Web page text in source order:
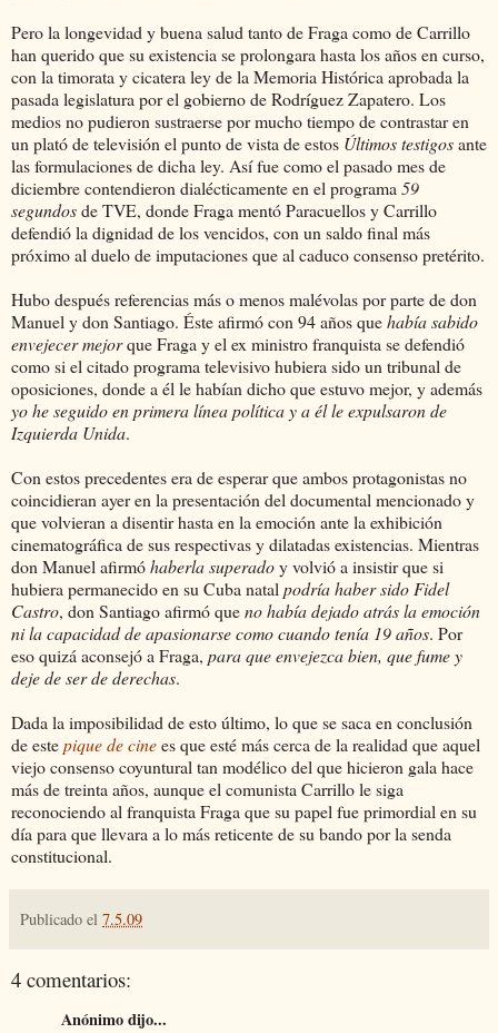
Pero la longevidad y buena salud tanto de Fraga como de Carrillo
han querido que su existencia se prolongara hasta los años en curso,
con la timorata y cicatera ley de la Memoria Histórica aprobada la
pasada legislatura por el gobierno de Rodríguez Zapatero. Los
medios no pudieron sustraerse por mucho tiempo de contrastar en
un plató de televisión el punto de vista de estos Últimos testigosante
las formulaciones de dicha ley. Así fue como el pasado mes de
diciembre contendieron dialécticamente en el programa 59
segundosde TVE, donde Fraga mentó Paracuellos y Carrillo
defendió la dignidad de los vencidos, con un saldo final más
próximo al duelo de imputaciones que al caduco consenso pretérito.
Hubo después referencias más o menos malévolas por parte de don
Manuel y don Santiago. Éste afirmó con 94 años quehabía sabido
envejecer mejorque Fraga y el ex ministro franquista se defendió
como si el citado programa televisivo hubiera sido un tribunal de
oposiciones, donde a él le habían dicho que estuvo mejor, y además
yo he seguido en primera línea política y a él le expulsaron de
Izquierda Unida.
Con estos precedentes era de esperar que ambos protagonistas no
coincidieran ayer en la presentación del documental mencionado y
que volvieran a disentir hasta en la emoción ante la exhibición
cinematográfica de sus respectivas y dilatadas existencias. Mientras
don Manuel afirmóhaberla superadoy volvió a insistir que si
hubiera permanecido en su Cuba natal podría haber sido Fidel
Castro, don Santiago afirmó queno había dejado atrás la emoción
ni la capacidad de apasionarse como cuando tenía 19 años. Por
eso quizá aconsejó a Fraga, para que envejezca bien, que fume y
deje de ser de derechas.
Dada la imposibilidad de esto último, lo que se saca en conclusión
de estepique de cinees que esté más cerca de la realidad que aquel
viejo consenso coyuntural tan modélico del que hicieron gala hace
más de treinta años, aunque el comunista Carrillo le siga
reconociendo al franquista Fraga que su papel fue primordial en su
día para que llevara a lo más reticente de su bando por la senda
constitucional.
Publicado el 7.5.09
4 comentarios:
Anónimo dijo...